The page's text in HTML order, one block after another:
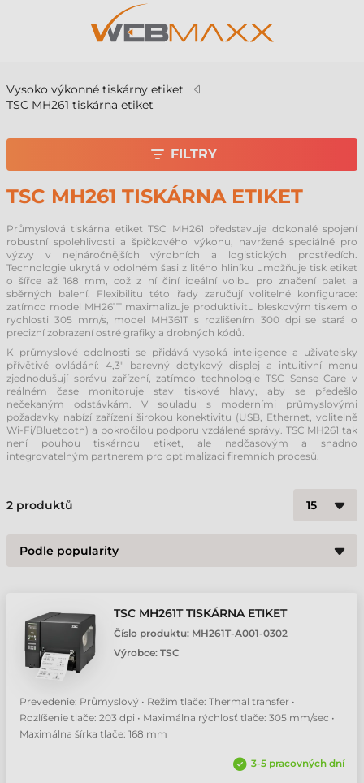
Vysoko výkonné tiskárny etiket
TSC MH261 tiskárna etiket
TSC MH261 TISKÁRNA ETIKET
Průmyslová tiskárna etiket TSC MH261 představuje dokonalé spojení
robustní spolehlivosti a špičkového výkonu, navržené speciálně pro
výzvy v nejnáročnějších výrobních a logistických prostředích.
Technologie ukrytá v odolném šasi z litého hliníku umožňuje tisk etiket
o šířce až 168 mm, což z ní činí ideální volbu pro značení palet a
sběrných balení. Flexibilitu této řady zaručují volitelné konfigurace:
zatímco model MH261T maximalizuje produktivitu bleskovým tiskem o
rychlosti 305 mm/s, model MH361T s rozlišením 300 dpi se stará o
precizní zobrazení ostré grafiky a drobných kódů.
K průmyslové odolnosti se přidává vysoká inteligence a uživatelsky
přívětivé ovládání: 4,3" barevný dotykový displej a intuitivní menu
zjednodušují správu zařízení, zatímco technologie TSC Sense Care v
reálném čase monitoruje stav tiskové hlavy, aby se předešlo
nečekaným odstávkám. V souladu s moderními průmyslovými
požadavky nabízí zařízení širokou konektivitu (USB, Ethernet, volitelně
Wi-Fi/Bluetooth) a pokročilou podporu vzdálené správy. TSC MH261 tak
není pouhou tiskárnou etiket, ale nadčasovým a snadno
integrovatelným partnerem pro optimalizaci firemních procesů.
2 produktů
TSC MH261T TISKÁRNA ETIKET
Číslo produktu: MH261T-A001-0302
Výrobce: TSC
Prevedenie: Průmyslový • Režim tlače: Thermal transfer •
Rozlíšenie tlače: 203 dpi • Maximálna rýchlosť tlače: 305 mm/sec •
Maximálna šírka tlače: 168 mm
3-5 pracovných dní
FILTRY